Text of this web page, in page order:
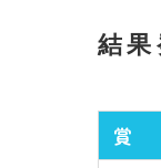
結果
賞